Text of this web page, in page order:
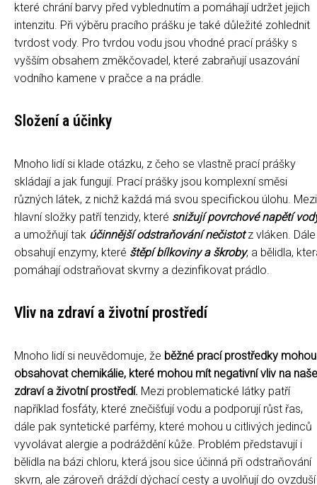
které chrání barvy před vyblednutím a pomáhají udržet jejich
intenzitu. Při výběru pracího prášku je také důležité zohlednit
tvrdost vody. Pro tvrdou vodu jsou vhodné prací prášky s
vyšším obsahem změkčovadel, které zabraňují usazování
vodního kamene v pračce a na prádle.
Složení a účinky
Mnoho lidí si klade otázku, z čeho se vlastně prací prášky
skládají a jak fungují. Prací prášky jsou komplexní směsi
různých látek, z nichž každá má svou specifickou úlohu. Mezi
hlavní složky patří tenzidy, které snižují povrchové napětí
a umožňují tak účinnější odstraňování nečistotz vláken. Dále
obsahují enzymy, které štěpí bílkoviny a škroby, a bělidla,
pomáhají odstraňovat skvrny a dezinfikovat prádlo.
Vliv na zdraví a životní prostředí
Mnoho lidí si neuvědomuje, že běžné prací prostředky mohou
obsahovat chemikálie, které mohou mít negativní vliv na naše
zdraví a životní prostředí. Mezi problematické látky patří
například fosfáty, které znečišťují vodu a podporují růst řas,
dále pak syntetické parfémy, které mohou u citlivých jedinců
vyvolávat alergie a podráždění kůže. Problém představují i
bělidla na bázi chloru, která jsou sice účinná při odstraňování
skvrn, ale zároveň dráždí dýchací cesty a uvolňují do ovzduší